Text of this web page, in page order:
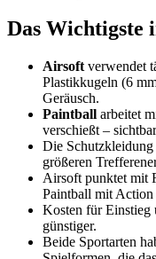
Das Wichtigste
Airsoft verwendet
Plastikkugeln (6
Geräusch.
Paintball arbeitet
verschießt –
Die
größeren
Airsoft punktet mit
Paintball mit
Kosten für Einstieg
günstiger.
Beide Sportarten